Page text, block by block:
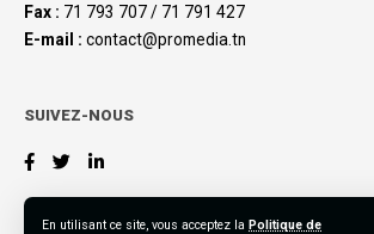
En utilisant ce site, vous acceptez la Politique de
Fax : 71 793 707 / 71 791 427
E-mail : contact@promedia.tn
SUIVEZ-NOUS